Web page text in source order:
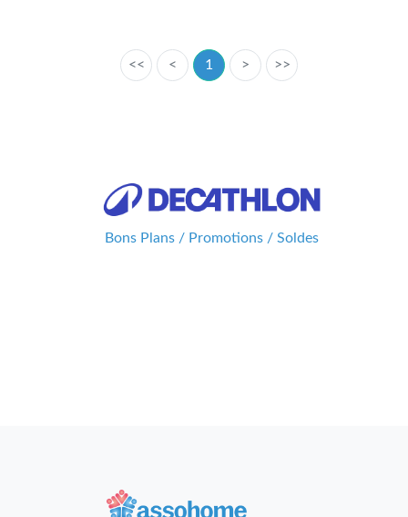
<< < 1 > >>
Bons Plans / Promotions / Soldes